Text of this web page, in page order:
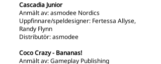
Cascadia Junior
Anmält av: asmodee Nordics
Uppfinnare/speldesigner: Fertessa Allyse,
Randy Flynn
Distributör: asmodee
Coco Crazy - Bananas!
Anmält av: Gameplay Publishing